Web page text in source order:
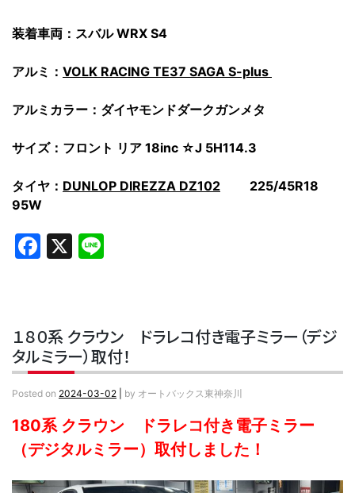
装着車両：スバル WRX S4
アルミ： VOLK RACING TE37 SAGA S-plus
アルミカラー：ダイヤモンドダークガンメタ
サイズ：フロント リア 18inc ☆J 5H114.3
タイヤ： DUNLOP DIREZZA DZ102
225/45R18
95W
Facebook
X
１８０系 クラウン ドラレコ付き電子ミラー（デジ
タルミラー）取付！
Posted on 2024-03-02 by オートバックス東神奈川
180系 クラウン ドラレコ付き電子ミラー
（デジタルミラー）取付しました！